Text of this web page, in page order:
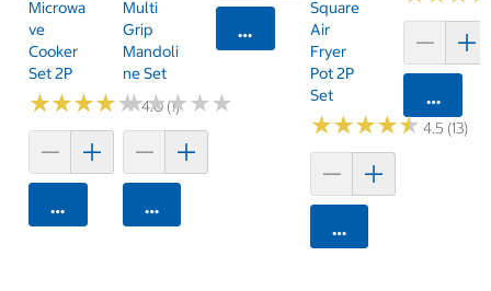
Microwa
Ve
Cooker
Set 2P
★★★★★
★★★★★4.0 (1)
카트에 담기
Multi
Grip
Mandoli
Ne Set
★★★★★
★★★★★
카트에 담기
카트에 담기
Square
Air
Fryer
Pot 2P
Set
★★★★★
★★★★★4.5 (13)
카트에 담기
카트에